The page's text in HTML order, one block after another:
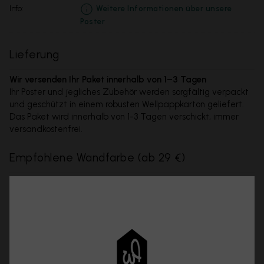
info:
Weitere Informationen über unsere
Poster
Lieferung
Wir versenden Ihr Paket innerhalb von 1–3 Tagen
Ihr Poster und jegliches Zubehör werden sorgfältig verpackt
und geschützt in einem robusten Wellpappkarton geliefert.
Das Paket wird innerhalb von 1-3 Tagen verschickt, immer
versandkostenfrei.
Empfohlene Wandfarbe (ab 29 €)